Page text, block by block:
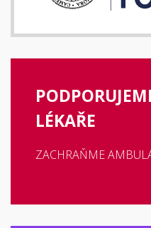
LÉKAŘE
ZACHRAŇME